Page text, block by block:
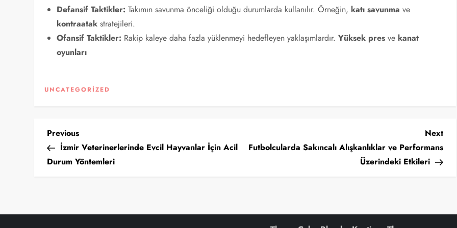
Defansif Taktikler: Takımın savunma önceliği olduğu durumlarda kullanılır. Örneğin, katı savunma ve
kontraatak stratejileri.
Ofansif Taktikler: Rakip kaleye daha fazla yüklenmeyi hedefleyen yaklaşımlardır.Yüksek pres ve kanat
oyunları
UNCATEGORIZED
Y
a
ı
Previous
Post
Previous
İzmir Veterinerlerinde Evcil Hayvanlar İçin Acil
Durum Yöntemleri
Next
Futbolcularda Sakıncalı Alışkanlıklar ve Performans
Üzerindeki Etkileri